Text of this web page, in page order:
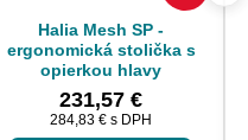
Halia Mesh SP -
ergonomická stolička s
opierkou hlavy
231,57 €
284,83 € s DPH